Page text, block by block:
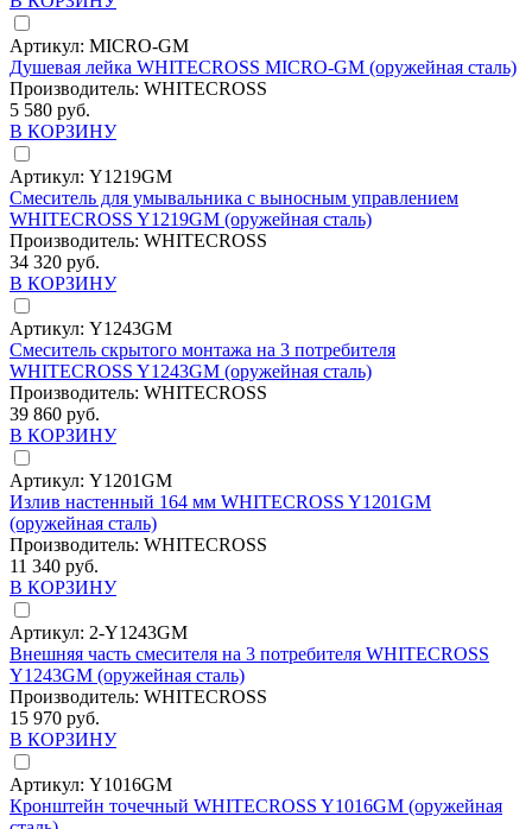
Артикул: MICRO-GM
Душевая лейка WHITECROSS MICRO-GM (оружейная сталь)
Производитель: WHITECROSS
5 580 руб.
В КОРЗИНУ
Артикул: Y1219GM
Смеситель для умывальника с выносным управлением
WHITECROSS Y1219GM (оружейная сталь)
Производитель: WHITECROSS
34 320 руб.
В КОРЗИНУ
Артикул: Y1243GM
Смеситель скрытого монтажа на 3 потребителя
WHITECROSS Y1243GM (оружейная сталь)
Производитель: WHITECROSS
39 860 руб.
В КОРЗИНУ
Артикул: Y1201GM
Излив настенный 164 мм WHITECROSS Y1201GM
(оружейная сталь)
Производитель: WHITECROSS
11 340 руб.
В КОРЗИНУ
Артикул: 2-Y1243GM
Внешняя часть смесителя на 3 потребителя WHITECROSS
Y1243GM (оружейная сталь)
Производитель: WHITECROSS
15 970 руб.
В КОРЗИНУ
Артикул: Y1016GM
Кронштейн точечный WHITECROSS Y1016GM (оружейная